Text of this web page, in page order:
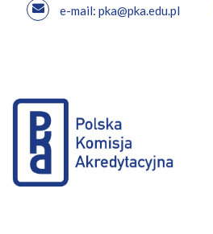
e-mail: pka@pka.edu.pl